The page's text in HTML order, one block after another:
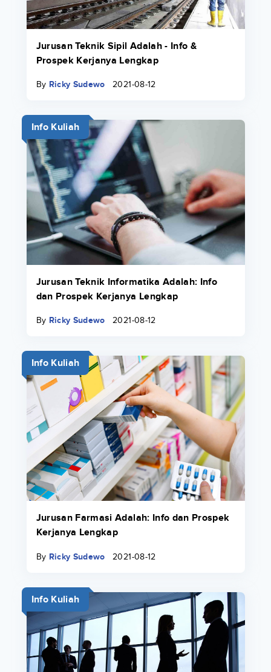
Jurusan Teknik Sipil Adalah - Info &
Prospek Kerjanya Lengkap
By Ricky Sudewo 2021-08-12
Info Kuliah
Jurusan Teknik Informatika Adalah: Info
dan Prospek Kerjanya Lengkap
By Ricky Sudewo 2021-08-12
Info Kuliah
Jurusan Farmasi Adalah: Info dan Prospek
Kerjanya Lengkap
By Ricky Sudewo 2021-08-12
Info Kuliah